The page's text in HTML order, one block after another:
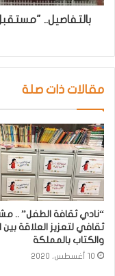
بالتفاصيل..
مقالات ذات صلة
“نادي ثقافة الطفل” ..
ثقافي لتعزيز العلاقة
والكتاب بالمملكة
10 أغسطس، 2020